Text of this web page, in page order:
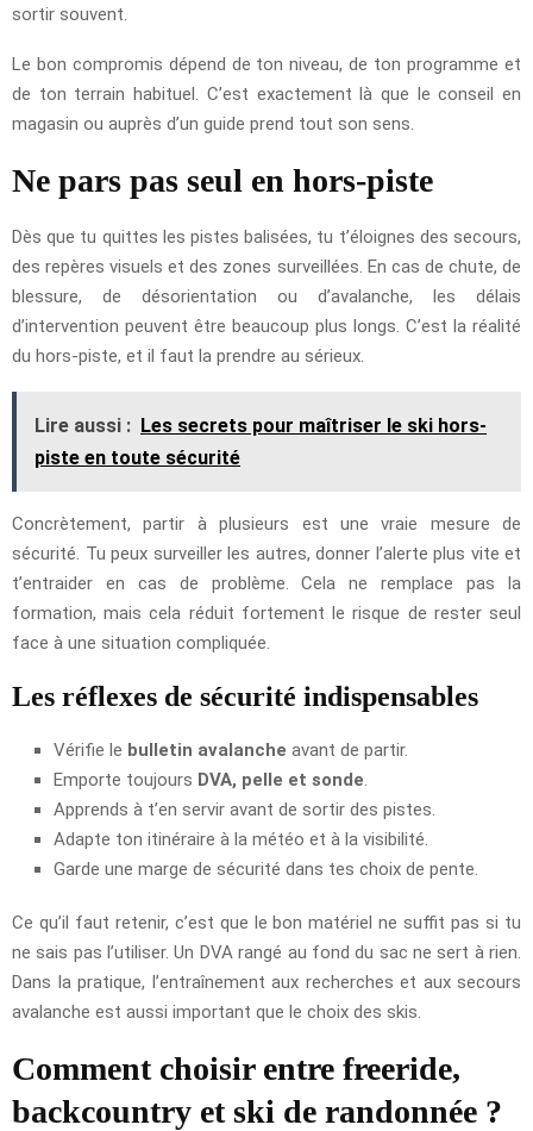
sortir souvent.
Le bon compromis dépend de ton niveau, de ton programme et
de ton terrain habituel. C’est exactement là que le conseil en
magasin ou auprès d’un guide prend tout son sens.
Ne pars pas seul en hors-piste
Dès que tu quittes les pistes balisées, tu t’éloignes des secours,
des repères visuels et des zones surveillées. En cas de chute, de
blessure, de désorientation ou d’avalanche, les délais
d’intervention peuvent être beaucoup plus longs. C’est la réalité
du hors-piste, et il faut la prendre au sérieux.
Lire aussi : Les secrets pour maîtriser le ski hors-
piste en toute sécurité
Concrètement, partir à plusieurs est une vraie mesure de
sécurité. Tu peux surveiller les autres, donner l’alerte plus vite et
t’entraider en cas de problème. Cela ne remplace pas la
formation, mais cela réduit fortement le risque de rester seul
face à une situation compliquée.
Les réflexes de sécurité indispensables
Vérifie le bulletin avalanche avant de partir.
Emporte toujours DVA, pelle et sonde
Apprends à t’en servir avant de sortir des pistes.
Adapte ton itinéraire à la météo et à la visibilité.
Garde une marge de sécurité dans tes choix de pente.
Ce qu’il faut retenir, c’est que le bon matériel ne suffit pas si tu
ne sais pas l’utiliser. Un DVA rangé au fond du sac ne sert à rien.
Dans la pratique, l’entraînement aux recherches et aux secours
avalanche est aussi important que le choix des skis.
Comment choisir entre freeride,
backcountry et ski de randonnée ?